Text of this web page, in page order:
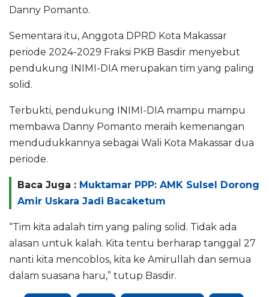
Danny Pomanto.
Sementara itu, Anggota DPRD Kota Makassar
periode 2024-2029 Fraksi PKB Basdir menyebut
pendukung INIMI-DIA merupakan tim yang paling
solid.
Terbukti, pendukung INIMI-DIA mampu mampu
membawa Danny Pomanto meraih kemenangan
mendudukkannya sebagai Wali Kota Makassar dua
periode.
Baca Juga : Muktamar PPP: AMK Sulsel Dorong
Amir Uskara Jadi Bacaketum
“Tim kita adalah tim yang paling solid. Tidak ada
alasan untuk kalah. Kita tentu berharap tanggal 27
nanti kita mencoblos, kita ke Amirullah dan semua
dalam suasana haru,” tutup Basdir.